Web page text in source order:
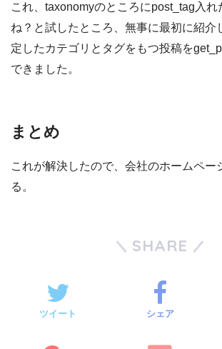
これ、taxonomyのところにpost_tag入れ
ね？と試したところ、無事に最初に紹介
定したカテゴリとタグをもつ投稿を
できました。
まとめ
これが解決したので、会社のホームペー
る。
SHARE
ツイート シェア